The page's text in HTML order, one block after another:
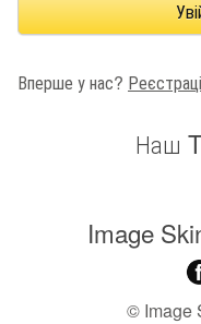
Вперше у нас?
Наш
Image
© Image